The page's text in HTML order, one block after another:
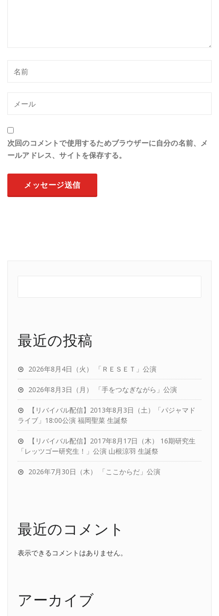
次回のコメントで使用するためブラウザーに自分の名前、メ
ールアドレス、サイトを保存する。
最近の投稿
2026年8月4日（火） 「ＲＥＳＥＴ」公演
2026年8月3日（月） 「手をつなぎながら」公演
【リバイバル配信】2013年8月3日（土）「パジャマド
ライブ」18:00公演 福岡聖菜 生誕祭
【リバイバル配信】2017年8月17日（木） 16期研究生
「レッツゴー研究生！」公演 山根涼羽 生誕祭
2026年7月30日（木） 「ここからだ」公演
最近のコメント
表示できるコメントはありません。
アーカイブ